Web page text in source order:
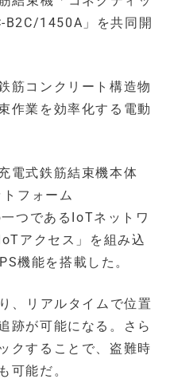
B2C/1450A」を共同開
筋コンクリート構造物
作業を効率化する電動
電式鉄筋結束機本体
フォーム
つであるIoTネットワ
アクセス」を組み込
機能を搭載した。
、リアルタイムで位置
跡が可能になる。さら
クすることで、盗難時
可能だ。